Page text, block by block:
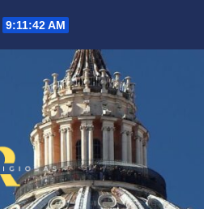
9:11:43 AM